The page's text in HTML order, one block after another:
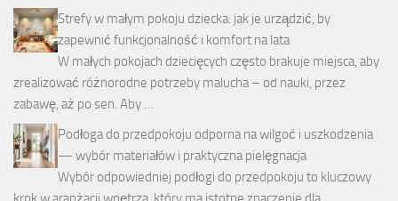
Strefy w małym pokoju dziecka: jak je urządzić, by
zapewnić funkcjonalność i komfort na lata
W małych pokojach dziecięcych często brakuje miejsca, aby
zrealizować różnorodne potrzeby malucha – od nauki, przez
zabawę, aż po sen. Aby …
Podłoga do przedpokoju odporna na wilgoć i uszkodzenia
— wybór materiałów i praktyczna pielęgnacja
Wybór odpowiedniej podłogi do przedpokoju to kluczowy